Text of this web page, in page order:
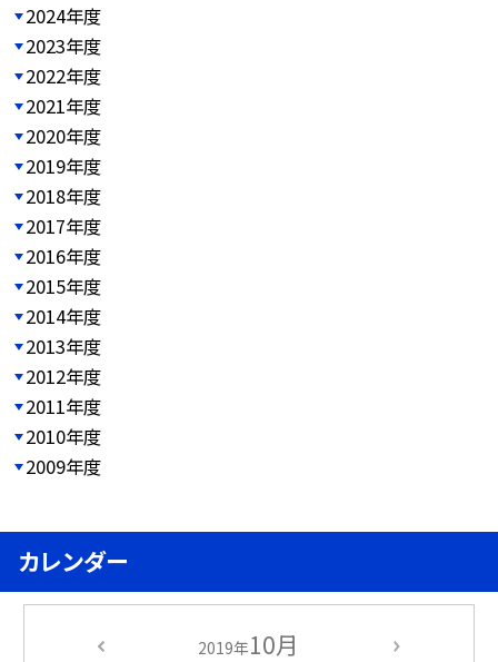
2024年度
2023年度
2022年度
2021年度
2020年度
2019年度
2018年度
2017年度
2016年度
2015年度
2014年度
2013年度
2012年度
2011年度
2010年度
2009年度
カレンダー
2019年10月